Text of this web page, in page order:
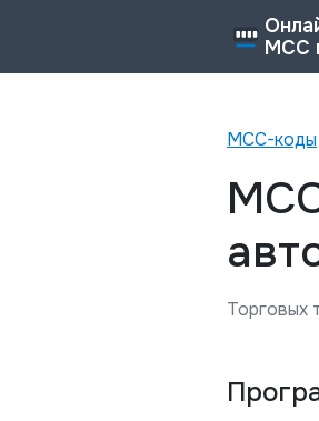
MCC
MCC-коды
Торговых